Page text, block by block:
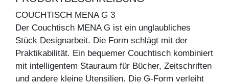
COUCHTISCH MENA G 3
Der Couchtisch MENA G ist ein unglaubliches
Stück Designarbeit. Die Form schlägt mit der
Praktikabilität. Ein bequemer Couchtisch kombiniert
mit intelligentem Stauraum für Bücher, Zeitschriften
und andere kleine Utensilien. Die G-Form verleiht